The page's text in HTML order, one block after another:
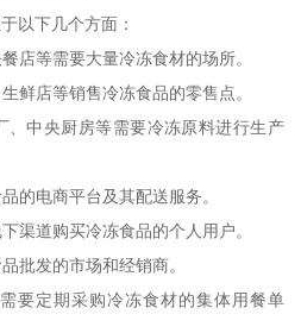
以下几个方面：
店等需要大量冷冻食材的场所。
鲜店等销售冷冻食品的零售点。
、中央厨房等需要冷冻原料进行生产
的电商平台及其配送服务。
渠道购买冷冻食品的个人用户。
批发的市场和经销商。
要定期采购冷冻食材的集体用餐单